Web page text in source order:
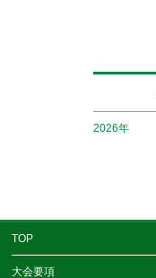
2026年
TOP
大会要項